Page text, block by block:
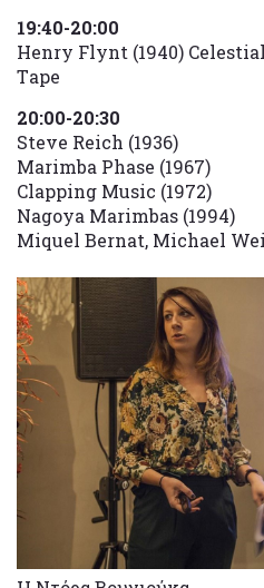
19:40-20:00
Henry Flynt (1940)
Τape
20:00-20:30
Steve Reich (1936)
Marimba Phase
Clapping Music (1972)
Nagoya Marimbas (1994)
Miquel Bernat, Michael